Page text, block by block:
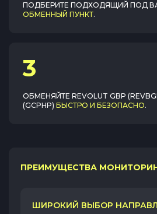
ПОДБЕРИТЕ ПОДХОДЯЩИЙ ПОД
ОБМЕННЫЙ ПУНКТ.
3
ОБМЕНЯЙТЕ REVOLUT GBP
(GCPHP) БЫСТРО И БЕЗОПАСНО.
ПРЕИМУЩЕСТВА
ШИРОКИЙ ВЫБОР